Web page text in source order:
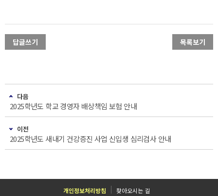
답글쓰기 목록보기
다음
2025학년도 학교 경영자 배상책임 보험 안내
이전
2025학년도 새내기 건강증진 사업 신입생 심리검사 안내
개인정보처리방침 찾아오시는 길